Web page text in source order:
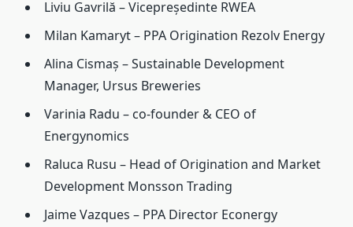
Liviu Gavrilă – Vicepreședinte RWEA
Milan Kamaryt – PPA Origination Rezolv Energy
Alina Cismaș – Sustainable Development
Manager, Ursus Breweries
Varinia Radu – co-founder & CEO of
Energynomics
Raluca Rusu – Head of Origination and Market
Development Monsson Trading
Jaime Vazques – PPA Director Econergy